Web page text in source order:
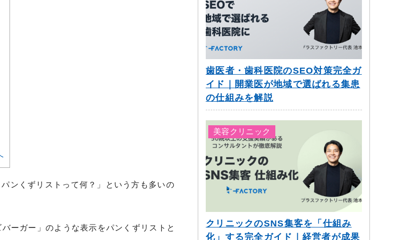
ンくずリストって何？」という方も多いの
ーガー」のような表示をパンくずリストと
歯医者・歯科医院のSEO対策完全ガ
イド｜開業医が地域で選ばれる集患
の仕組みを解説
美容クリニック
クリニックのSNS集客を「仕組み
化」する完全ガイド｜経営者が成果